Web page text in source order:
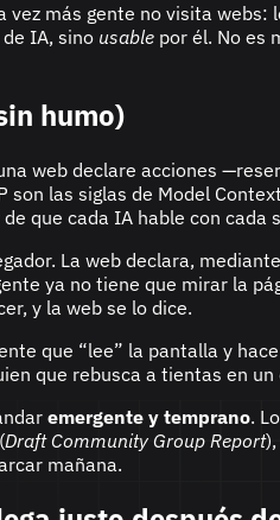
vez más gente no visita
IA, sino usable por él. No es
humo)
web declare acciones
son las siglas de Model
que cada IA hable con
La web declara,
ya no tiene que mirar la
y la web se lo dice.
que “lee” la pantalla y
que rebusca a tientas en
emergente y temprano.
Draft Community Group Report
mañana.